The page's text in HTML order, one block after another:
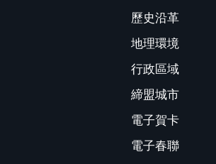
歷史沿革
地理環境
行政區域
締盟城市
電子賀卡
電子春聯